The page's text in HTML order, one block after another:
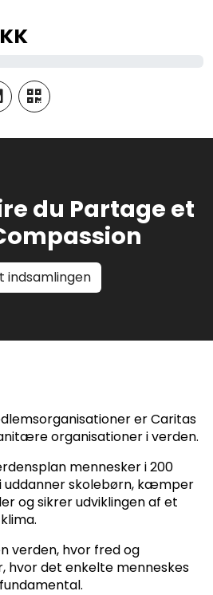
du Partage et
indsamlingen
er Caritas
organisationer i verden.
mennesker i 200
uddanner skolebørn, kæmper
og sikrer udviklingen af et
verden, hvor fred og
det enkelte menneskes